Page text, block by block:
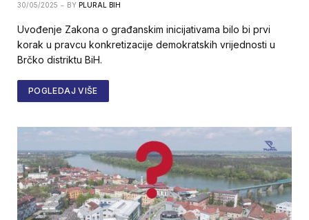
30/05/2025 BY PLURAL BIH
Uvođenje Zakona o građanskim inicijativama bilo bi prvi
korak u pravcu konkretizacije demokratskih vrijednosti u
Brčko distriktu BiH.
POGLEDAJ VIŠE